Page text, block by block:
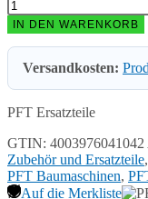
Wasser-/Luftschlauch
DN19
-
580
mm
IN DEN WARENKORB
Versandkosten:
PFT Ersatzteile
GTIN: 4003976041042
Zubehör und Ersatzteile,
PFT Baumaschinen,
Auf die Merkliste